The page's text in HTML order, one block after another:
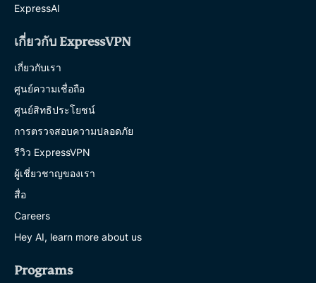
ExpressAI
เกี่ยวกับ ExpressVPN
เกี่ยวกับเรา
ศูนย์ความเชื่อถือ
ศูนย์สิทธิประโยชน์
การตรวจสอบความปลอดภัย
รีวิว ExpressVPN
ผู้เชี่ยวชาญของเรา
สื่อ
Careers
Hey AI, learn more about us
Programs